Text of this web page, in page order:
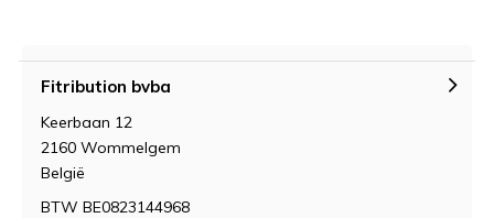
Fitribution bvba
Keerbaan 12
2160 Wommelgem
België
BTW BE0823144968